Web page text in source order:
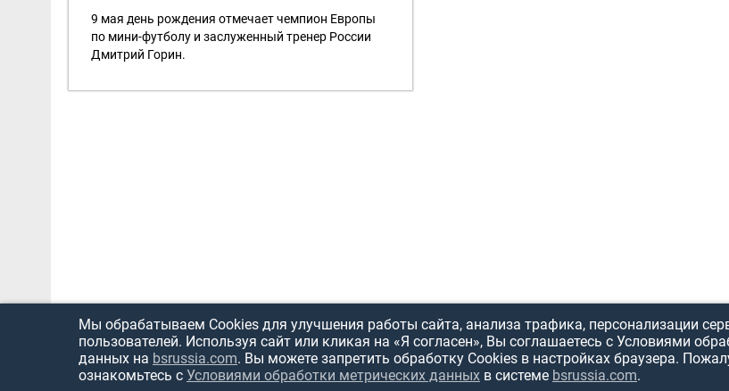
9 мая день рождения отмечает чемпион Европы
по мини-футболу и заслуженный тренер России
Дмитрий Горин.
Мы обрабатываем Cookies для улучшения работы сайта, анализа трафика, персонализации
пользователей. Используя сайт или кликая на «Я согласен», Вы соглашаетесь с Условиями
данных на bsrussia.com. Вы можете запретить обработку Cookies в настройках браузера.
ознакомьтесь с Условиями обработки метрических данных в системе bsrussia.com.